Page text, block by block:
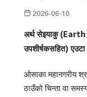
2026-06-10
अर्थ सेइयाकु (Earth
उपशीर्षकसहित) एउटा
ओसाका महानगरीय
ठाउँको चिन्ता वा